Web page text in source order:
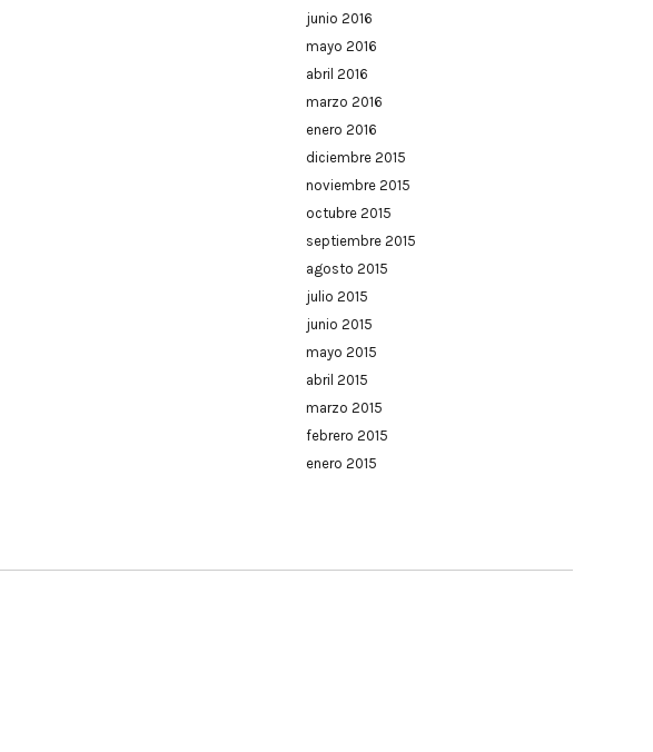
junio 2016
mayo 2016
abril 2016
marzo 2016
enero 2016
diciembre 2015
noviembre 2015
octubre 2015
septiembre 2015
agosto 2015
julio 2015
junio 2015
mayo 2015
abril 2015
marzo 2015
febrero 2015
enero 2015